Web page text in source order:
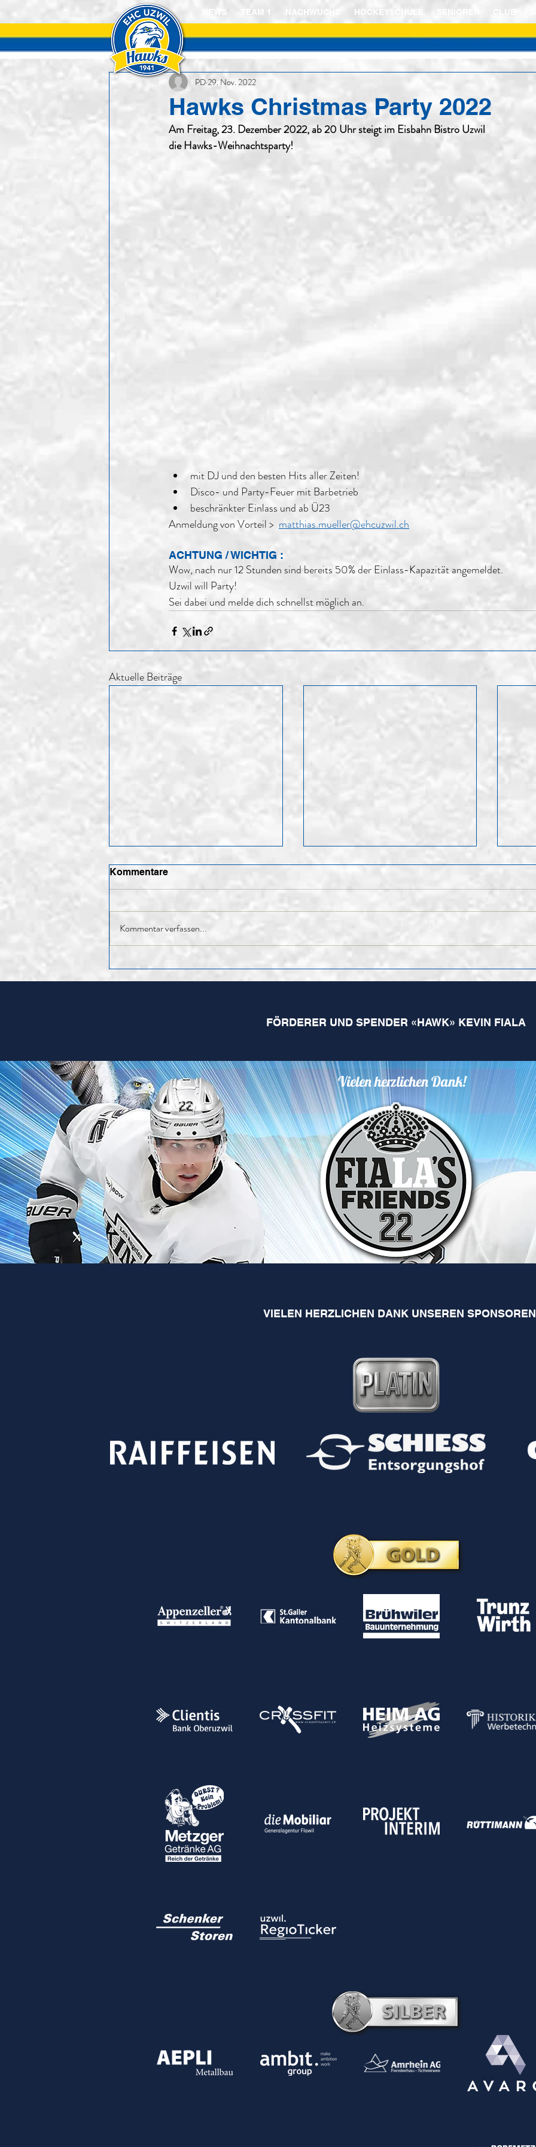
NEWS TEAM 1 NACHWUCHS HOCKEYSCHULE SENIOREN CLUB
Hawks Christmas Party 2022
PD 29. Nov. 2022
Am Freitag, 23. Dezember 2022, ab 20 Uhr steigt im Eisbahn Bistro Uzwil
die Hawks-Weihnachtsparty!
mit DJ und den besten Hits aller Zeiten!
Disco- und Party-Feuer mit Barbetrieb
beschränkter Einlass und ab Ü23
Anmeldung von Vorteil > matthias.mueller@ehcuzwil.ch
ACHTUNG / WICHTIG :
Wow, nach nur 12 Stunden sind bereits 50% der Einlass-Kapazität angemeldet.
Uzwil will Party!
Sei dabei und melde dich schnellst möglich an.
Aktuelle Beiträge
Kommentare
Kommentar verfassen...
FÖRDERER UND SPENDER «HAWK» KEVIN FIALA
Vielen herzlichen Dank!
VIELEN HERZLICHEN DANK UNSEREN